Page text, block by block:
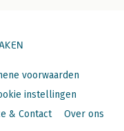
voorwaarden
instellingen
& Contact Over ons